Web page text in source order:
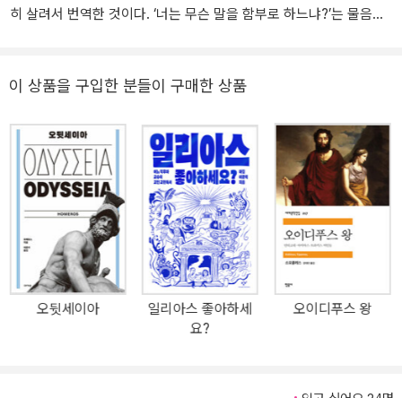
국 그는 키클라데스 제도의 외딴 섬 이오스에서 최후를 맞이했으며,
한 전승 공동체의 상징적 존재로 보기도 한다. 그럼에도 “호메로
를 초월한 감동과 통찰의 상징으로 여겨진다.
히 살려서 번역한 것이다. ‘너는 무슨 말을 함부로 하느냐?’는 물음도
러진 대목이 은유라고 했다. 호메로스가 원전에서 구사한 표현을 그
관습적 가치를 벗어던진 휴머니즘, 호메로스의 참모습을 만나다! 『일
리아스』는 아킬레우스의 노여움을 노래해 달라고 여신에게 청하며
시작한다. 그가 진노하는 대상은 파멸을 피할 수 없다. 그의 첫 진노에
희랍군은 전멸의 위기에 몰리며, 두 번째 진노에는 트로이아인들이
살육당하고, 헥토르가 목숨을 잃는다. 그러나 그의 진노는 다른 수많
은 영웅시, 전쟁시와는 달리 적들에 대한 보복과 응징으로 끝나지는
않는다. 아킬레우스의 진노를 잠재우는 것은 보상도 사죄도 아닌, 동
정심과 관용이다. 새 번역 『일리아스』는 관습적 가치를 벗어던진 휴
머니즘을 독자에게 전한다. 감동을 배가하는 판화 이해를 깊게 하는
이 상품을 구입한 분들이 구매한 상품
오뒷세이아
일리아스 좋아하세
요?
오이디푸스 왕